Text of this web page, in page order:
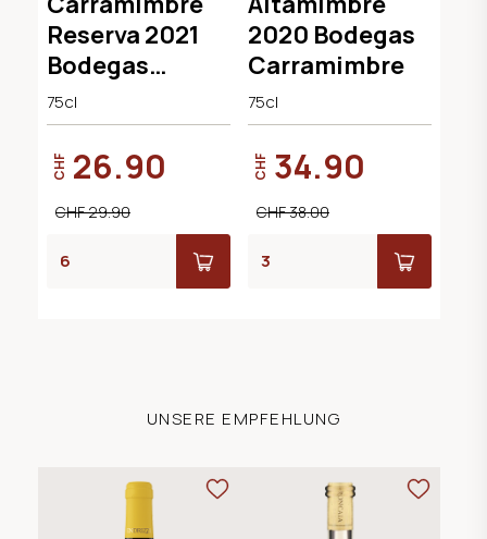
Reserva 2021
Bodegas
Carramimbre
75cl
CHF 26.90
CHF 29.90
2020 Bodegas
Carramimbre
75cl
CHF 34.90
CHF 38.00
UNSERE EMPFEHLUNG